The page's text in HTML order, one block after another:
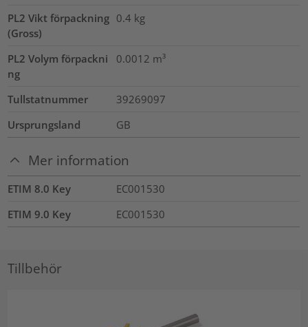
PL2 Vikt förpackning
(Gross)
0.4 kg
PL2 Volym förpackni
ng
0.0012 m³
Tullstatnummer
39269097
Ursprungsland
GB
Mer information
ETIM 8.0 Key
EC001530
ETIM 9.0 Key
EC001530
Tillbehör